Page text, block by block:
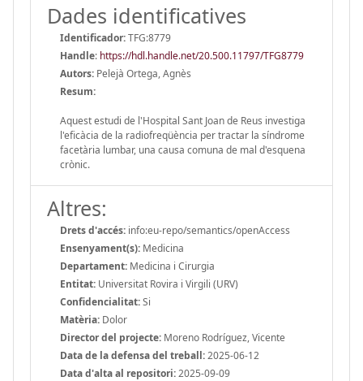
Dades identificatives
Identificador:TFG:8779
Handle: https://hdl.handle.net/20.500.11797/TFG8779
Autors: Pelejà Ortega, Agnès
Resum:
Aquest estudi de l'Hospital Sant Joan de Reus investiga
l'eficàcia de la radiofreqüència per tractar la síndrome
facetària lumbar, una causa comuna de mal d'esquena
crònic.
Altres:
Drets d'accés: info:eu-repo/semantics/openAccess
Ensenyament(s): Medicina
Departament: Medicina i Cirurgia
Entitat: Universitat Rovira i Virgili (URV)
Confidencialitat:Si
Matèria: Dolor
Director del projecte: Moreno Rodríguez, Vicente
Data de la defensa del treball:2025-06-12
Data d'alta al repositori:2025-09-09